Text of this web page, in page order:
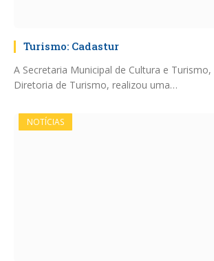
Turismo: Cadastur
A Secretaria Municipal de Cultura e
Diretoria de Turismo, realizou uma…
NOTÍCIAS